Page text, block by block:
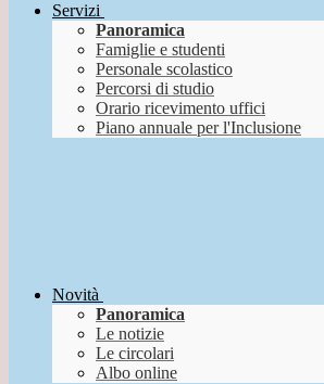
Servizi
Panoramica
Famiglie e studenti
Personale scolastico
Percorsi di studio
Orario ricevimento uffici
Piano annuale per l'Inclusione
Novità
Panoramica
Le notizie
Le circolari
Albo online